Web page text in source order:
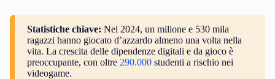
Statistiche chiave: Nel 2024, un milione e 530 mila
ragazzi hanno giocato d’azzardo almeno una volta nella
vita. La crescita delle dipendenze digitali e da gioco è
preoccupante, con oltre 290.000 studenti a rischio nei
videogame.